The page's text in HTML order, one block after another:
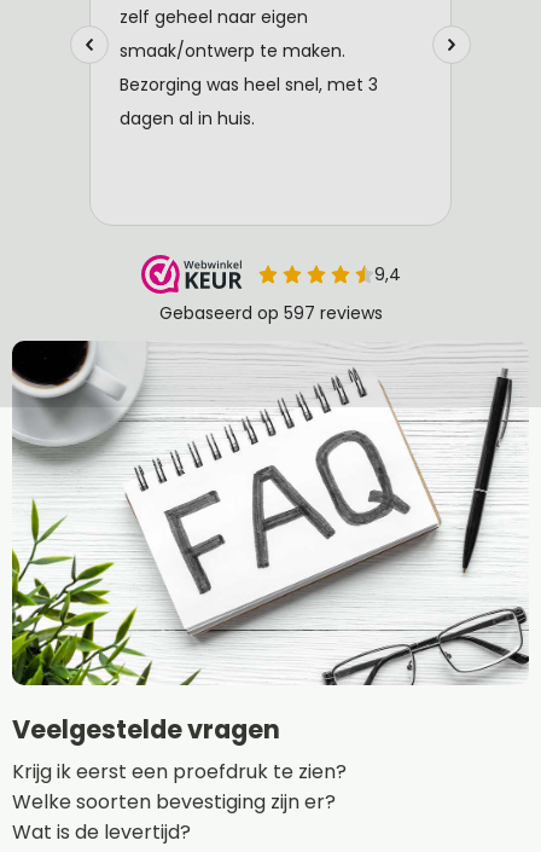
Veelgestelde vragen
Krijg ik eerst een proefdruk te zien?
Welke soorten bevestiging zijn er?
Wat is de levertijd?